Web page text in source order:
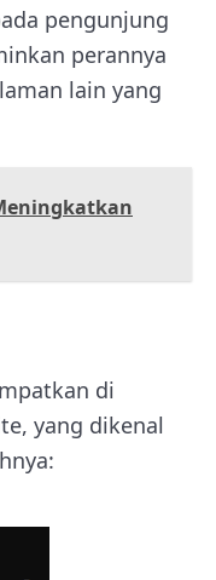
pengunjung
perannya
lain yang
di
yang dikenal